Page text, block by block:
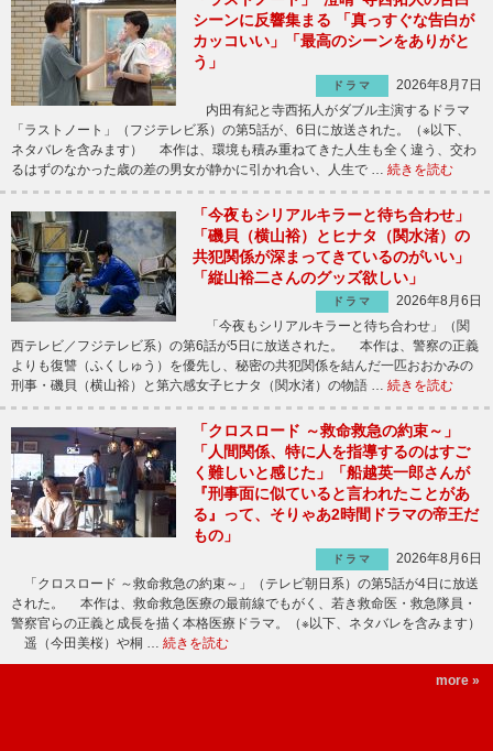
シーンに反響集まる 「真っすぐな告白が
カッコいい」「最高のシーンをありがと
う」
ドラマ
2026年8月7日
内田有紀と寺西拓人がダブル主演するドラマ
「ラストノート」（フジテレビ系）の第5話が、6日に放送された。（※以下、
ネタバレを含みます） 本作は、環境も積み重ねてきた人生も全く違う、交わ
るはずのなかった歳の差の男女が静かに引かれ合い、人生で … 続きを読む
「今夜もシリアルキラーと待ち合わせ」
「磯貝（横山裕）とヒナタ（関水渚）の
共犯関係が深まってきているのがいい」
「縦山裕二さんのグッズ欲しい」
ドラマ
2026年8月6日
「今夜もシリアルキラーと待ち合わせ」（関
西テレビ／フジテレビ系）の第6話が5日に放送された。 本作は、警察の正義
よりも復讐（ふくしゅう）を優先し、秘密の共犯関係を結んだ一匹おおかみの
刑事・磯貝（横山裕）と第六感女子ヒナタ（関水渚）の物語 … 続きを読む
「クロスロード ～救命救急の約束～」
「人間関係、特に人を指導するのはすご
く難しいと感じた」「船越英一郎さんが
『刑事面に似ていると言われたことがあ
る』って、そりゃあ2時間ドラマの帝王だ
もの」
ドラマ
2026年8月6日
「クロスロード ～救命救急の約束～」（テレビ朝日系）の第5話が4日に放送
された。 本作は、救命救急医療の最前線でもがく、若き救命医・救急隊員・
警察官らの正義と成長を描く本格医療ドラマ。（※以下、ネタバレを含みます）
遥（今田美桜）や桐 … 続きを読む
more »